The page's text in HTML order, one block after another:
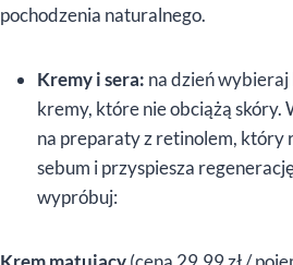
pochodzenia naturalnego.
Kremy i sera: na dzień
kremy, które nie obciążą skóry.
na preparaty z retinolem, który
sebum i przyspiesza
wypróbuj: